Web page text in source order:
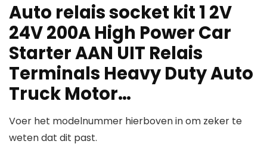
Auto relais socket kit 1 2V
24V 200A High Power Car
Starter AAN UIT Relais
Terminals Heavy Duty Auto
Truck Motor…
Voer het modelnummer hierboven in om zeker te
weten dat dit past.